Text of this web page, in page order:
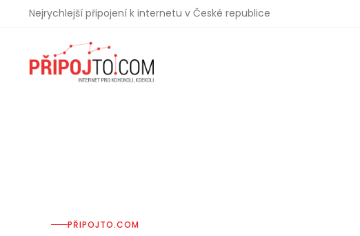
Nejrychlejší připojení k internetu v České republice
PŘIPOJTO.COM